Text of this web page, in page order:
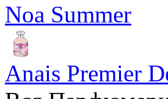
Noa Summer
Anais Premier